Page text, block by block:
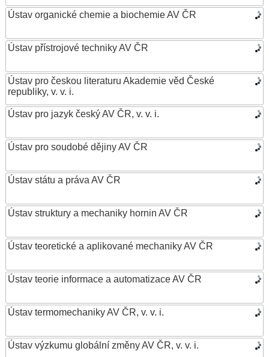
Ústav organické chemie a biochemie AV ČR
Ústav přístrojové techniky AV ČR
Ústav pro českou literaturu Akademie věd České
republiky, v. v. i.
Ústav pro jazyk český AV ČR, v. v. i.
Ústav pro soudobé dějiny AV ČR
Ústav státu a práva AV ČR
Ústav struktury a mechaniky hornin AV ČR
Ústav teoretické a aplikované mechaniky AV ČR
Ústav teorie informace a automatizace AV ČR
Ústav termomechaniky AV ČR, v. v. i.
Ústav výzkumu globální změny AV ČR, v. v. i.